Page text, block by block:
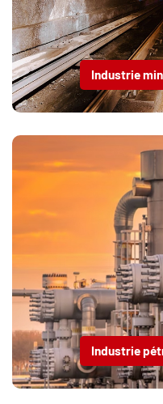
Industrie
Industrie